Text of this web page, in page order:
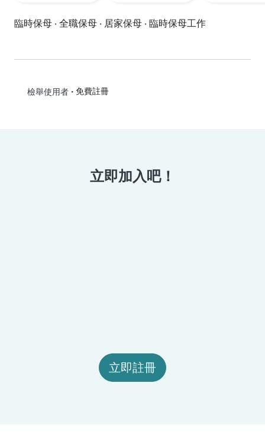
臨時保母 · 全職保母 · 居家保母 · 臨時保母工作
檢舉使用者• 免費註冊
立即加入吧！
立即註冊